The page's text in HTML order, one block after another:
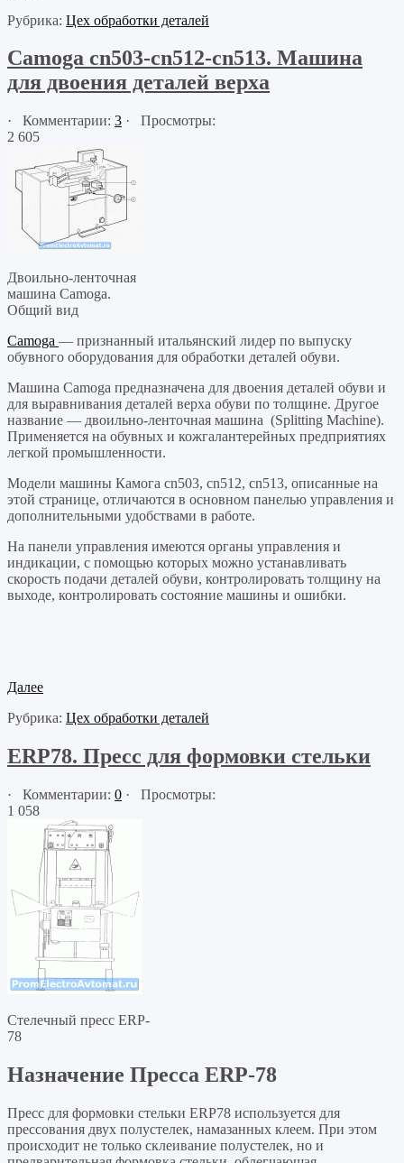
Рубрика: Цех обработки деталей
Camoga cn503-cn512-cn513. Машина
для двоения деталей верха
· Комментарии: 3 · Просмотры:
2 605
Двоильно-ленточная
машина Camoga.
Общий вид
Camoga — признанный итальянский лидер по выпуску
обувного оборудования для обработки деталей обуви.
Машина Camoga предназначена для двоения деталей обуви и
для выравнивания деталей верха обуви по толщине. Другое
название — двоильно-ленточная машина (Splitting Machine).
Применяется на обувных и кожгалантерейных предприятиях
легкой промышленности.
Модели машины Камога cn503, cn512, cn513, описанные на
этой странице, отличаются в основном панелью управления и
дополнительными удобствами в работе.
На панели управления имеются органы управления и
индикации, с помощью которых можно устанавливать
скорость подачи деталей обуви, контролировать толщину на
выходе, контролировать состояние машины и ошибки.
Далее
Рубрика: Цех обработки деталей
ERP78. Пресс для формовки стельки
· Комментарии: 0 · Просмотры:
1 058
Стелечный пресс ERP-
78
Назначение Пресса ERP-78
Пресс для формовки стельки ERP78 используется для
прессования двух полустелек, намазанных клеем. При этом
происходит не только склеивание полустелек, но и